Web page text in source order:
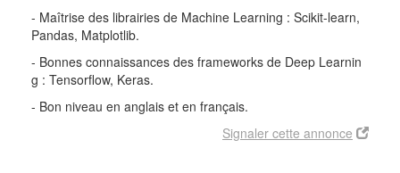
- Maîtrise des librairies de Machine Learning : Scikit-learn,
Pandas, Matplotlib.
- Bonnes connaissances des frameworks de Deep Learnin
g : Tensorflow, Keras.
- Bon niveau en anglais et en français.
Signaler cette annonce